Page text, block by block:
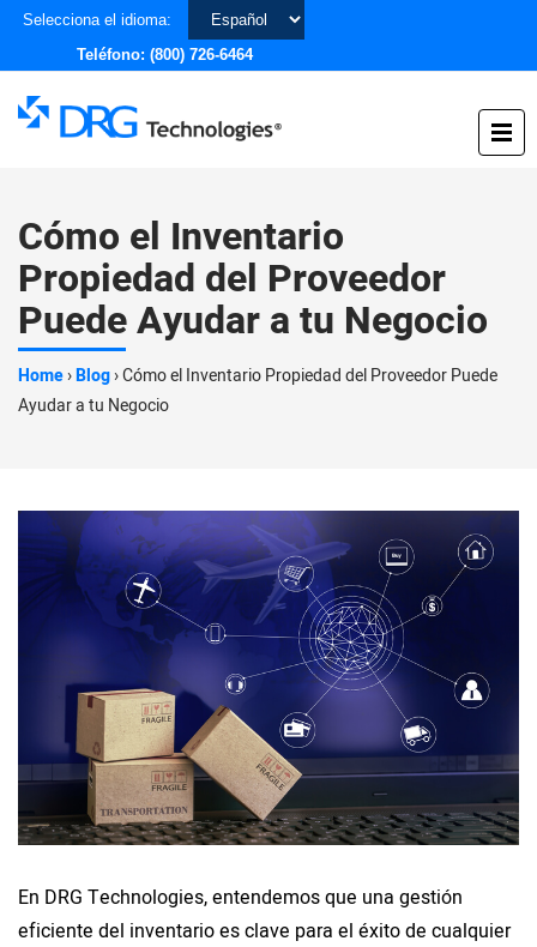
Selecciona el idioma:
Elegir
un
idioma
Teléfono: (800) 726-6464
Cómo el Inventario
Propiedad del Proveedor
Puede Ayudar a tu Negocio
Home›Blog›Cómo el Inventario Propiedad del Proveedor Puede
Ayudar a tu Negocio
En DRG Technologies, entendemos que una gestión
eficiente del inventario es clave para el éxito de cualquier